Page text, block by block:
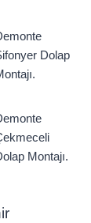
Dolap
Montajı.